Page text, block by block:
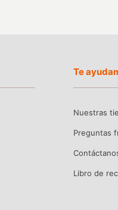
Te
Nuestras
Preguntas
Libro de